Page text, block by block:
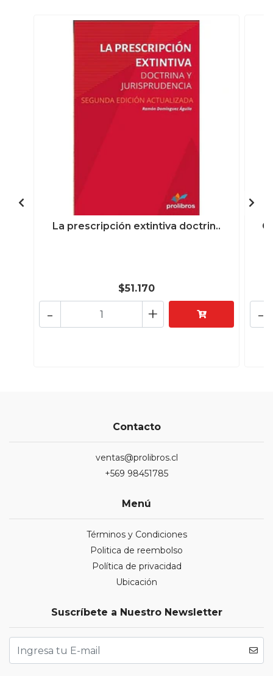
La prescripción extintiva doctrin..
$51.170
+
- -
Contacto
ventas@prolibros.cl
+569 98451785
Menú
Términos y Condiciones
Politica de reembolso
Política de privacidad
Ubicación
Suscríbete a Nuestro Newsletter